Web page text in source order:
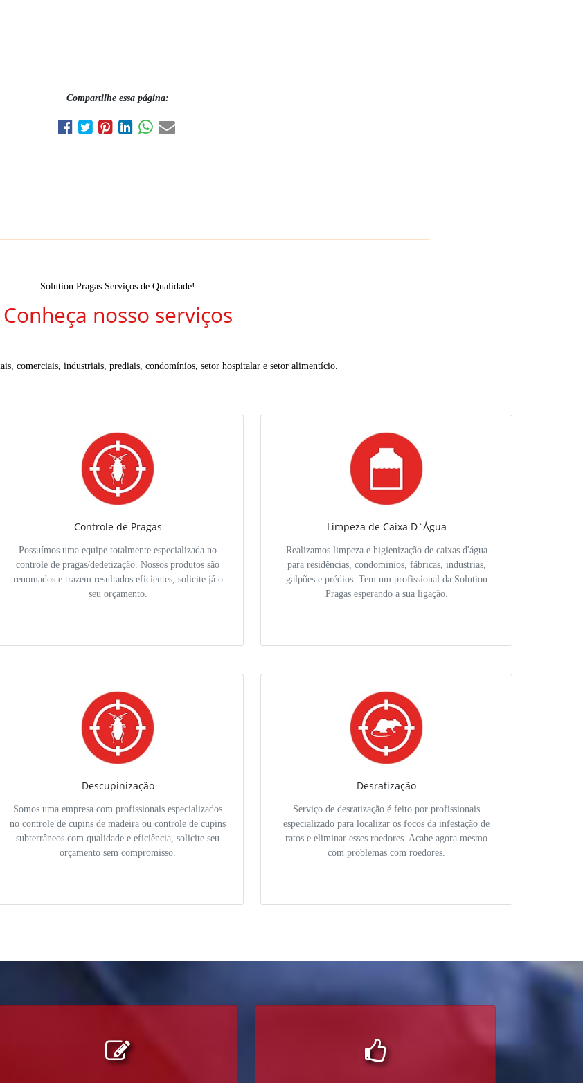
Compartilhe essa página:
Solution Pragas Serviços de Qualidade!
Conheça nosso serviços
comerciais, industriais, prediais, condomínios, setor hospitalar e setor alimentício.
Controle de Pragas
Possuímos uma equipe totalmente especializada no
controle de pragas/dedetização. Nossos produtos são
renomados e trazem resultados eficientes, solicite já o
seu orçamento.
Limpeza de Caixa D`Água
Realizamos limpeza e higienização de caixas d'água
para residências, condominios, fábricas, industrias,
galpões e prédios. Tem um profissional da Solution
Pragas esperando a sua ligação.
Descupinização
Somos uma empresa com profissionais especializados
no controle de cupins de madeira ou controle de cupins
subterrâneos com qualidade e eficiência, solicite seu
orçamento sem compromisso.
Desratização
Serviço de desratização é feito por profissionais
especializado para localizar os focos da infestação de
ratos e eliminar esses roedores. Acabe agora mesmo
com problemas com roedores.